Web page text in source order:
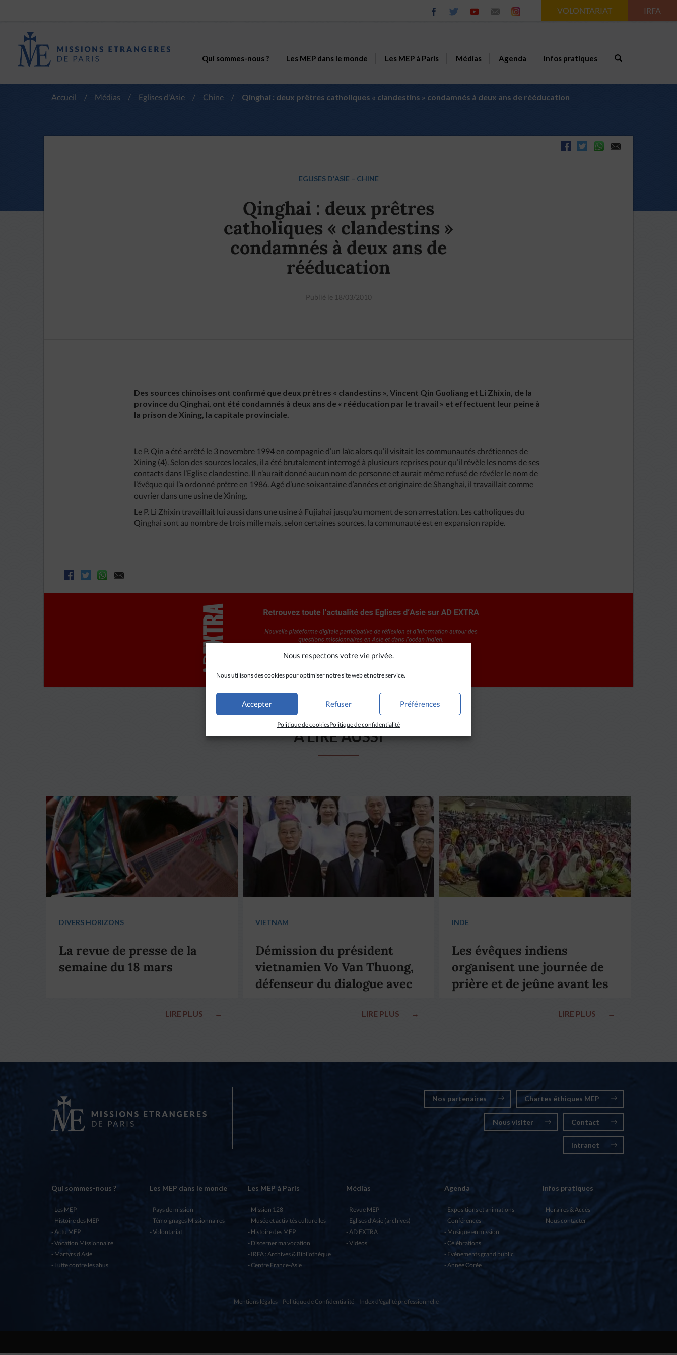
Nous respectons votre vie privée.
Nous utilisons des cookies pour optimiser notre site web et notre service.
Accepter Refuser Préférences
Politique de cookiesPolitique de confidentialité
VOLONTARIAT IRFA
Qui sommes-nous ? Les MEP dans le monde Les MEP à Paris Médias Agenda Infos pratiques
Accueil / Médias / Eglises d'Asie / Chine / Qinghai : deux prêtres catholiques « clandestins » condamnés à deux ans de rééducation
EGLISES D'ASIE – CHINE
Qinghai : deux prêtres
catholiques « clandestins »
condamnés à deux ans de
rééducation
Publié le 18/03/2010
Des sources chinoises ont confirmé que deux prêtres « clandestins », Vincent Qin Guoliang et Li Zhixin, de la
province du Qinghai, ont été condamnés à deux ans de « rééducation par le travail » et effectuent leur peine à
la prison de Xining, la capitale provinciale.
Le P. Qin a été arrêté le 3 novembre 1994 en compagnie d’un laïc alors qu’il visitait les communautés chrétiennes de
Xining (4). Selon des sources locales, il a été brutalement interrogé à plusieurs reprises pour qu’il révèle les noms de ses
contacts dans l’Eglise clandestine. Il n’aurait donné aucun nom de personne et aurait même refusé de révéler le nom de
l’évêque qui l’a ordonné prêtre en 1986. Agé d’une soixantaine d’années et originaire de Shanghai, il travaillait comme
ouvrier dans une usine de Xining.
Le P. Li Zhixin travaillait lui aussi dans une usine à Fujiahai jusqu’au moment de son arrestation. Les catholiques du
Qinghai sont au nombre de trois mille mais, selon certaines sources, la communauté est en expansion rapide.
A LIRE AUSSI
DIVERS HORIZONS
La revue de presse de la
semaine du 18 mars
LIRE PLUS →
VIETNAM
Démission du président
vietnamien Vo Van Thuong,
défenseur du dialogue avec
LIRE PLUS →
INDE
Les évêques indiens
organisent une journée de
prière et de jeûne avant les
LIRE PLUS →
Nos partenaires Chartes éthiques MEP
Nous visiter Contact
Intranet
Qui sommes-nous ?
Les MEP
Histoire des MEP
Actu MEP
Vocation Missionnaire
Martyrs d’Asie
Lutte contre les abus
Les MEP dans le monde
Pays de mission
Témoignages Missionnaires
Volontariat
Les MEP à Paris
Mission 128
Musée et activités culturelles
Histoire des MEP
Discerner ma vocation
IRFA : Archives & Bibliothèque
Centre France-Asie
Médias
Revue MEP
Eglises d’Asie (archives)
AD EXTRA
Vidéos
Agenda
Expositions et animations
Conférences
Musique en mission
Célébrations
Evénements grand public
Année Corée
Infos pratiques
Horaires & Accès
Nous contacter
Mentions légales Politique de Confidentialité Index d'égalité professionnelle